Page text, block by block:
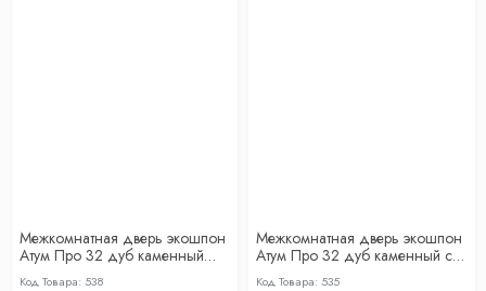
Межкомнатная дверь экошпон
Атум Про 32 дуб каменный
глухая
Код Товара: 538
Межкомнатная дверь экошпон
Атум Про 32 дуб каменный с
зеркалом
Код Товара: 535